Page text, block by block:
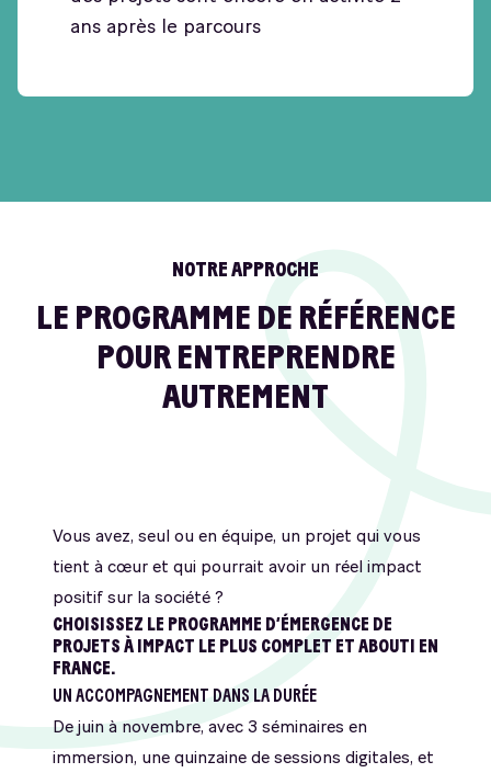
ans après le parcours
NOTRE APPROCHE
LE PROGRAMME DE RÉFÉRENCE
POUR ENTREPRENDRE
AUTREMENT
Vous avez, seul ou en équipe, un projet qui vous
tient à cœur et qui pourrait avoir un réel impact
positif sur la société ?
CHOISISSEZ LE PROGRAMME D’ÉMERGENCE DE
PROJETS À IMPACT LE PLUS COMPLET ET ABOUTI EN
FRANCE.
UN ACCOMPAGNEMENT DANS LA DURÉE
De juin à novembre, avec 3 séminaires en
immersion, une quinzaine de sessions digitales, et